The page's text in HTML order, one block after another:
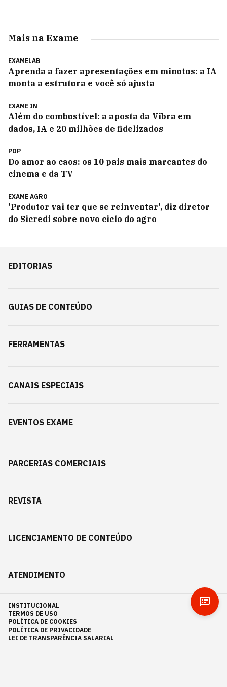
Mais na Exame
EXAMELAB
Aprenda a fazer apresentações em minutos: a IA
monta a estrutura e você só ajusta
EXAME IN
Além do combustível: a aposta da Vibra em
dados, IA e 20 milhões de fidelizados
POP
Do amor ao caos: os 10 pais mais marcantes do
cinema e da TV
EXAME AGRO
'Produtor vai ter que se reinventar', diz diretor
do Sicredi sobre novo ciclo do agro
EDITORIAS
GUIAS DE CONTEÚDO
FERRAMENTAS
CANAIS ESPECIAIS
EVENTOS EXAME
PARCERIAS COMERCIAIS
REVISTA
LICENCIAMENTO DE CONTEÚDO
ATENDIMENTO
INSTITUCIONAL
TERMOS DE USO
POLÍTICA DE COOKIES
POLÍTICA DE PRIVACIDADE
LEI DE TRANSPARÊNCIA SALARIAL